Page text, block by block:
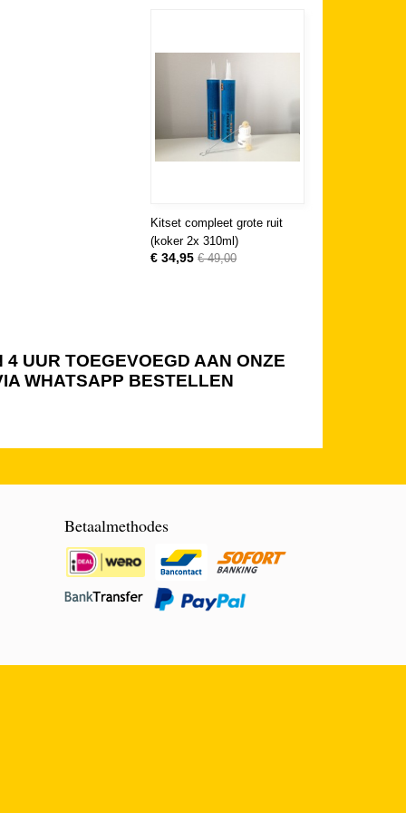
Kitset compleet grote ruit
(koker 2x 310ml)
€ 34,95 € 49,00
UUR TOEGEVOEGD AAN ONZE
WHATSAPP BESTELLEN
Betaalmethodes